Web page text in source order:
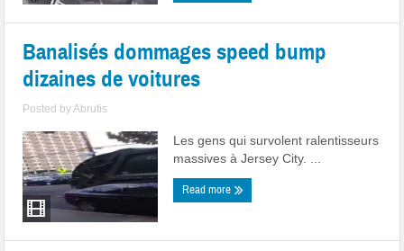
Banalisés dommages speed bump
dizaines de voitures
Posted byAbrutis
Les gens qui survolent ralentisseurs
massives à Jersey City. ...
Read more